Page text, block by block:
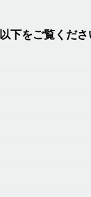
下をご覧くださ